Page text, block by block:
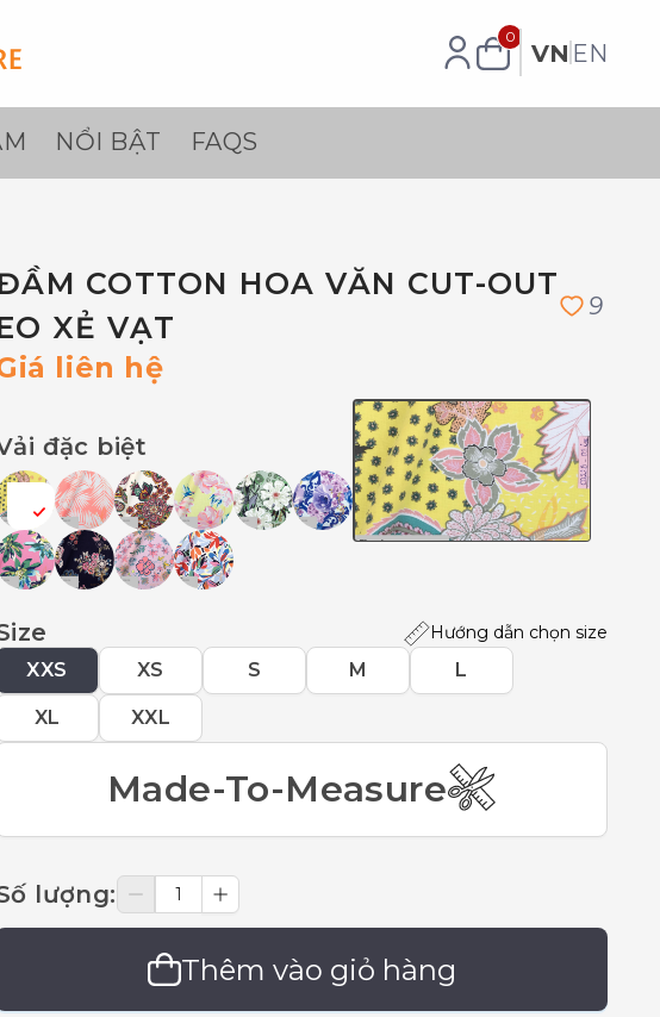
0
VN EN
NỔI BẬT FAQS
COTTON HOA VĂN CUT-OUT
XẺ VẠT
9
liên hệ
đặc biệt
Hướng dẫn chọn size
XXS XS S M L
XL XXL
Made-To-Measure
lượng:
Thêm vào giỏ hàng